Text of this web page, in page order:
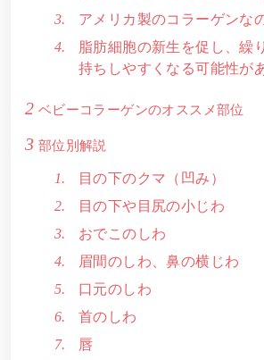
アメリカ製のコラーゲンな
脂肪細胞の新生を促し、繰
持ちしやすくなる可能性が
2 ベビーコラーゲンのオススメ部位
3 部位別解説
目の下のクマ（凹み）
目の下や目尻の小じわ
おでこのしわ
眉間のしわ、鼻の横じわ
口元のしわ
首のしわ
唇